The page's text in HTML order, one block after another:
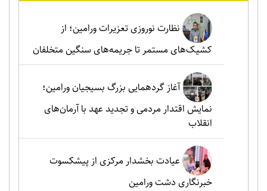
نظارت نوروزی تعزیرات ورامین؛ از
کشیک‌های مستمر تا جریمه‌های سنگین متخلفان
آغاز گردهمایی بزرگ بسیجیان ورامین؛
نمایش اقتدار مردمی و تجدید عهد با آرمان‌های
انقلاب
عیادت بخشدار مرکزی از پیشکسوت
خبرنگاری دشت ورامین